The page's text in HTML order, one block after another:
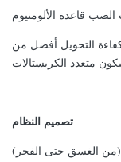
قاعدة الألومنيوم
التحويل أفضل من
متعدد الكريستالات
تصميم النظام
(من الغسق حتى الفجر)